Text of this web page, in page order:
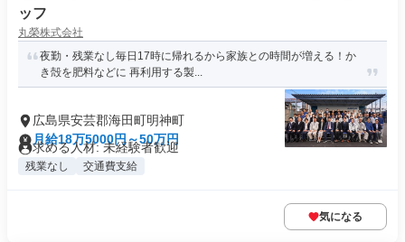
ッフ
丸榮株式会社
夜勤・残業なし毎日17時に帰れるから家族との時間が増える！か
き殻を肥料などに 再利用する製...
広島県安芸郡海田町明神町
月給18万5000円～50万円
求める人材: 未経験者歓迎
残業なし 交通費支給
気になる